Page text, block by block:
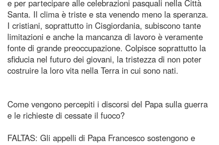
e per partecipare alle celebrazioni pasquali nella Città
Santa. Il clima è triste e sta venendo meno la speranza.
I cristiani, soprattutto in Cisgiordania, subiscono tante
limitazioni e anche la mancanza di lavoro è veramente
fonte di grande preoccupazione. Colpisce soprattutto la
sfiducia nel futuro dei giovani, la tristezza di non poter
costruire la loro vita nella Terra in cui sono nati.
Come vengono percepiti i discorsi del Papa sulla guerra
e le richieste di cessate il fuoco?
FALTAS: Gli appelli di Papa Francesco sostengono e